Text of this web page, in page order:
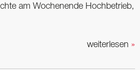
am Wochenende Hochbetrieb,
weiterlesen »